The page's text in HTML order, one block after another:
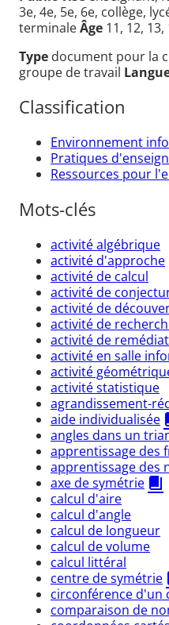
3e, 4e, 5e, 6e, collège,
terminaleÂge 11, 12, 13,
Type document pour la
groupe de travail
Classification
Environnement
Pratiques
Ressources pour
Mots-clés
activité algébrique
activité d'approche
activité de calcul
activité de
activité de
activité de
activité de
activité en salle
activité
activité statistique
agrandissement-
aide individualisée
angles dans un
apprentissage des
apprentissage des
axe de symétrie
calcul d'aire
calcul d'angle
calcul de longueur
calcul de volume
calcul littéral
centre de symétrie
circonférence d'un
comparaison de